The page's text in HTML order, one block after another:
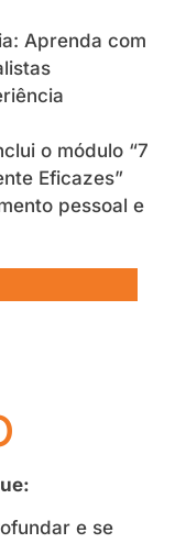
Aprenda com
o módulo “7
Eficazes”
pessoal e
e se